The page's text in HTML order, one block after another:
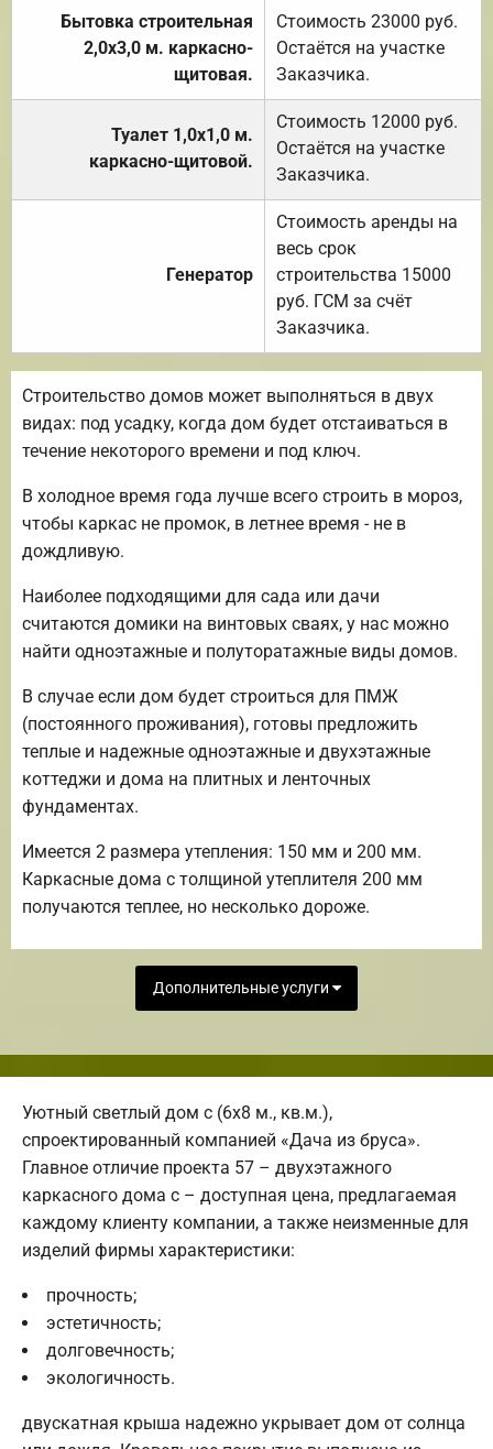
Бытовка строительная
2,0х3,0 м. каркасно-
щитовая.
Стоимость 23000 руб.
Остаётся на участке
Заказчика.
Туалет 1,0х1,0 м.
каркасно-щитовой.
Стоимость 12000 руб.
Остаётся на участке
Заказчика.
Генератор
Стоимость аренды на
весь срок
строительства 15000
руб. ГСМ за счёт
Заказчика.
Строительство домов может выполняться в двух
видах: под усадку, когда дом будет отстаиваться в
течение некоторого времени и под ключ.
В холодное время года лучше всего строить в мороз,
чтобы каркас не промок, в летнее время - не в
дождливую.
Наиболее подходящими для сада или дачи
считаются домики на винтовых сваях, у нас можно
найти одноэтажные и полуторатажные виды домов.
В случае если дом будет строиться для ПМЖ
(постоянного проживания), готовы предложить
теплые и надежные одноэтажные и двухэтажные
коттеджи и дома на плитных и ленточных
фундаментах.
Имеется 2 размера утепления: 150 мм и 200 мм.
Каркасные дома с толщиной утеплителя 200 мм
получаются теплее, но несколько дороже.
Дополнительные услуги
Уютный светлый дом с (6х8 м., кв.м.),
спроектированный компанией «Дача из бруса».
Главное отличие проекта 57 – двухэтажного
каркасного дома с – доступная цена, предлагаемая
каждому клиенту компании, а также неизменные для
изделий фирмы характеристики:
прочность;
эстетичность;
долговечность;
экологичность.
двускатная крыша надежно укрывает дом от солнца